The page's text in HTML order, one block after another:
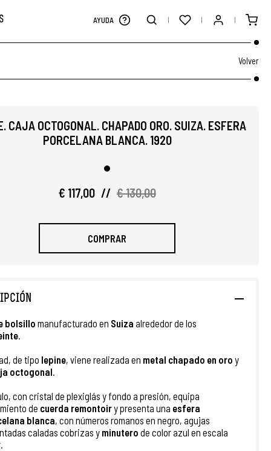
AYUDA
Volver
CAJA OCTOGONAL. CHAPADO ORO. SUIZA. ESFERA
PORCELANA BLANCA. 1920
€ 117,00 // € 130,00
COMPRAR
bolsillo manufacturado en Suiza alrededor de los
.
de tipo lepine, viene realizada en metal chapado en oro y
octogonal.
con cristal de plexiglás y fondo a presión, equipa
de cuerda remontoiry presenta una esfera
blanca, con números romanos en negro, agujas
caladas cobrizas y minutero de color azul en escala